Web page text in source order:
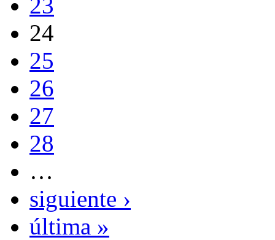
24
25
26
27
28
…
siguiente ›
última »